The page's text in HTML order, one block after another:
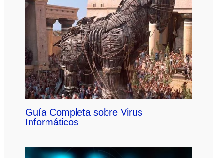
Guía Completa sobre Virus
Informáticos